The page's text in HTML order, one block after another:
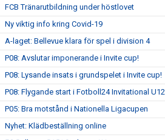
FCB Tränarutbildning under höstlovet
Ny viktig info kring Covid-19
A-laget: Bellevue klara för spel i division 4
P08: Avslutar imponerande i Invite cup!
P08: Lysande insats i grundspelet i Invite cup!
P08: Flygande start i Fotboll24 Invitational U12
P05: Bra motstånd i Nationella Ligacupen
Nyhet: Klädbeställning online